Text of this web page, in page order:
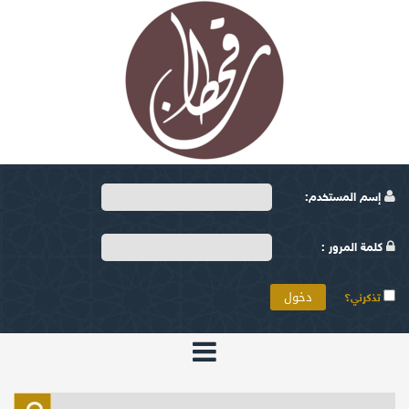
إسم المستخدم:
كلمة المرور :
تذكرني؟